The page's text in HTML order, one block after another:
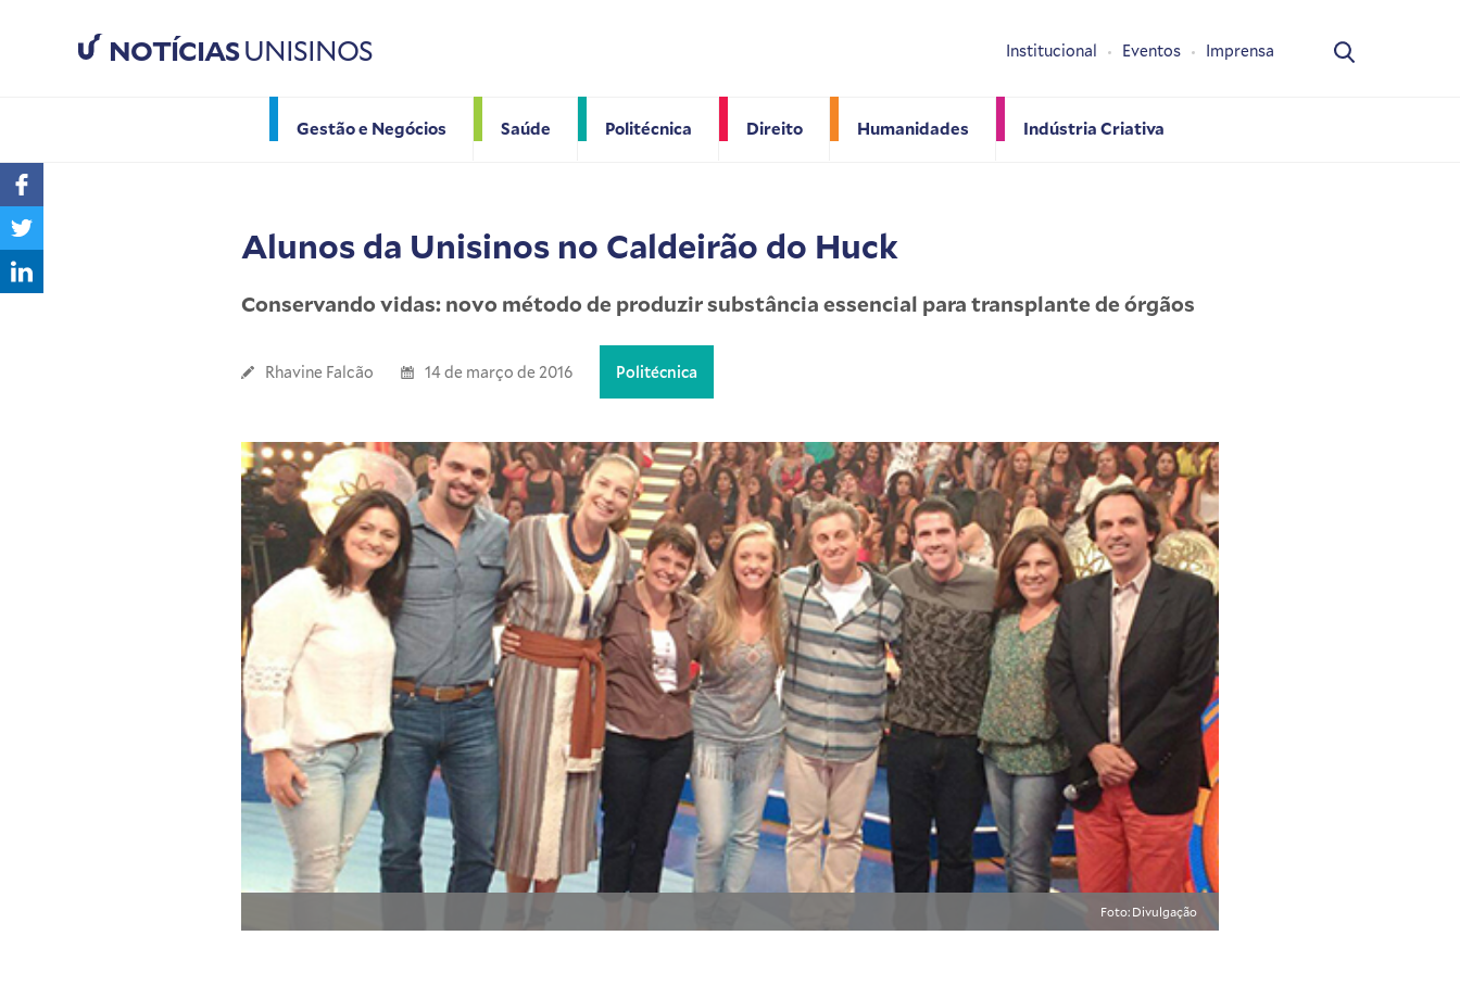
NOTÍCIASUNISINOS
Gestão e Negócios Saúde Politécnica Direito Humanidades Indústria Criativa
Institucional Eventos Imprensa
Alunos da Unisinos no Caldeirão do Huck
Conservando vidas: novo método de produzir substância essencial para transplante de órgãos
Rhavine Falcão 14 de março de 2016 Politécnica
Foto: Divulgação